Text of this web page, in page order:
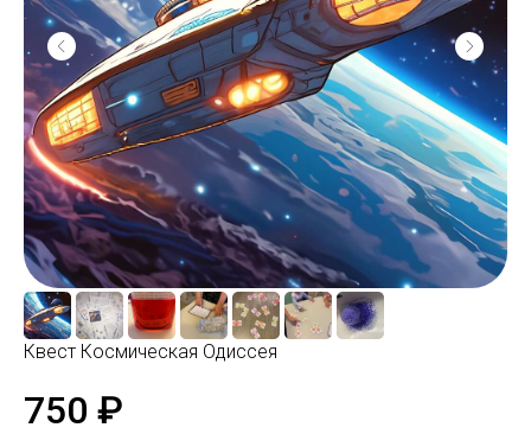
Квест Космическая Одиссея
750 ₽